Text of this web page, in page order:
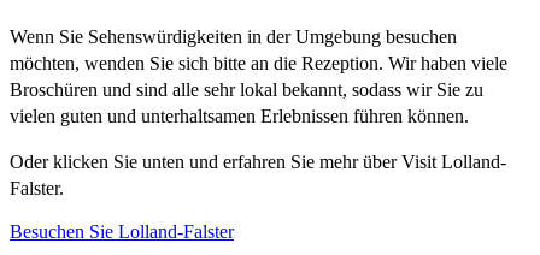
Wenn Sie Sehenswürdigkeiten in der Umgebung besuchen
möchten, wenden Sie sich bitte an die Rezeption. Wir haben viele
Broschüren und sind alle sehr lokal bekannt, sodass wir Sie zu
vielen guten und unterhaltsamen Erlebnissen führen können.
Oder klicken Sie unten und erfahren Sie mehr über Visit Lolland-
Falster.
Besuchen Sie Lolland-Falster